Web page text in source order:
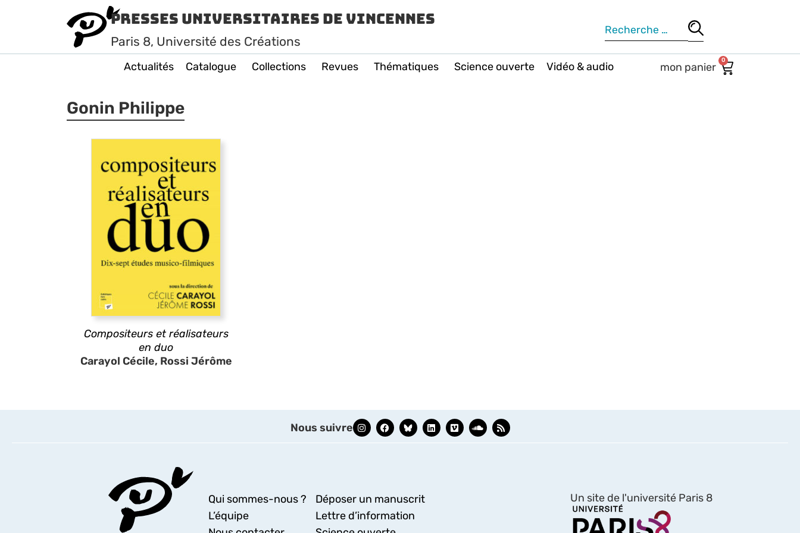
Presses Universitaires de Vincennes
Paris 8, Université des Créations
Actualités Catalogue Collections Revues Thématiques Science ouverte Vidéo & audio 0
Gonin Philippe
Compositeurs et réalisateurs
en duo
Carayol Cécile, Rossi Jérôme
Nous suivre
Qui sommes-nous ?
L’équipe
Déposer un manuscrit
Lettre d’information
Un site de l'université Paris 8